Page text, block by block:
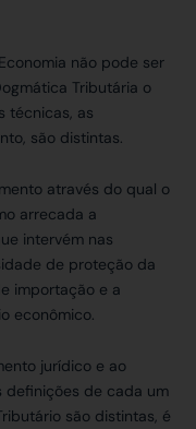
não pode ser
Tributária o
técnicas, as
são distintas.
através do qual o
arrecada a
intervém nas
de proteção da
importação e a
econômico.
jurídico e ao
definições de cada um
são distintas, é